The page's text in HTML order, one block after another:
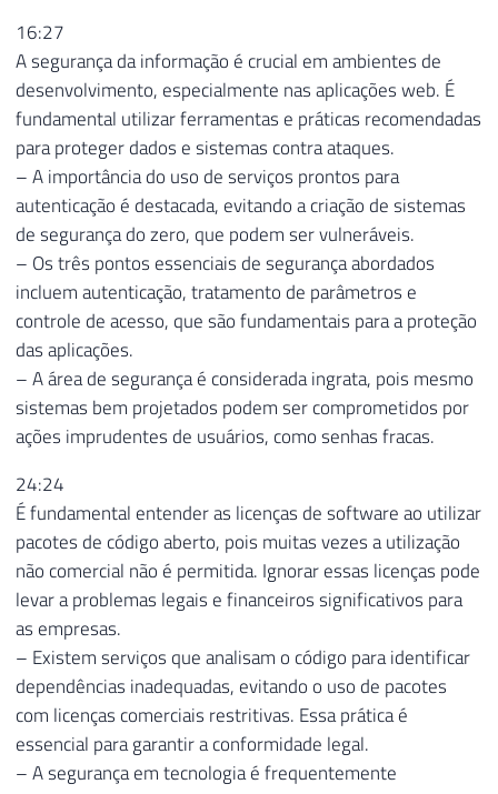
16:27
A segurança da informação é crucial em ambientes de
desenvolvimento, especialmente nas aplicações web. É
fundamental utilizar ferramentas e práticas recomendadas
para proteger dados e sistemas contra ataques.
– A importância do uso de serviços prontos para
autenticação é destacada, evitando a criação de sistemas
de segurança do zero, que podem ser vulneráveis.
– Os três pontos essenciais de segurança abordados
incluem autenticação, tratamento de parâmetros e
controle de acesso, que são fundamentais para a proteção
das aplicações.
– A área de segurança é considerada ingrata, pois mesmo
sistemas bem projetados podem ser comprometidos por
ações imprudentes de usuários, como senhas fracas.
24:24
É fundamental entender as licenças de software ao utilizar
pacotes de código aberto, pois muitas vezes a utilização
não comercial não é permitida. Ignorar essas licenças pode
levar a problemas legais e financeiros significativos para
as empresas.
– Existem serviços que analisam o código para identificar
dependências inadequadas, evitando o uso de pacotes
com licenças comerciais restritivas. Essa prática é
essencial para garantir a conformidade legal.
– A segurança em tecnologia é frequentemente